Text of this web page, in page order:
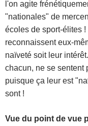
l'on agite
"nationales" de
écoles de sport-élites
reconnaissent eux-
naïveté soit leur
chacun, ne se sentent
puisque ça leur est
sont !
Vue du point de vue